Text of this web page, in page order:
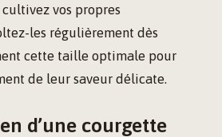
vos propres
les régulièrement dès
cette taille optimale pour
de leur saveur délicate.
d’une courgette